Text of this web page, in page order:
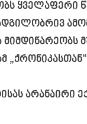
ყველაფერი
არანაირი